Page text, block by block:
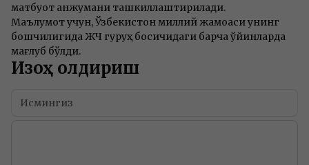
матбуот анжумани ташкиллаштирилади.
Маълумот учун, Ўзбекистон миллий жамоаси унинг
бошчилигида ЖЧ гуруҳ босқичидаги барча ўйинларда
мағлуб бўлди.
Изоҳ қолдириш